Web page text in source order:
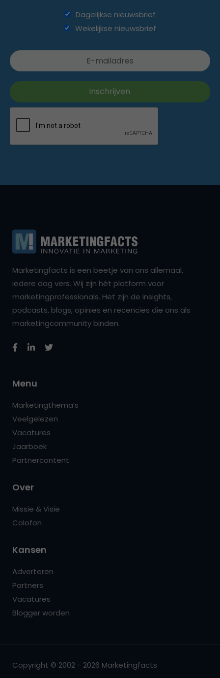
Dagelijkse nieuwsbrief
Wekelijkse nieuwsbrief
Marketingfacts is een beetje van ons allemaal,
iedere dag vers. Wij zijn hét platform voor
marketingprofessionals. Het zijn de insights,
podcasts, blogs, opinies en recencies die ons als
marketingcommunity binden.
Menu
Marketingthema’s
Veelgelezen
Vacatures
Jaarboek
Partnercontent
Over
Missie & Visie
Colofon
Kansen
Adverteren
Partners
Vacatures
Blogger worden
Copyright © 2002 - 2026 Marketingfacts